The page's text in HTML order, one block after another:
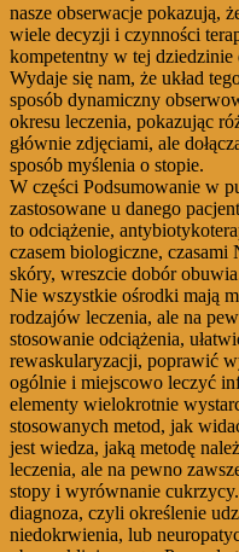
nasze obserwacje pokazują,
wiele decyzji i czynności
kompetentny w tej dziedzinie
Wydaje się nam, że układ
sposób dynamiczny
okresu leczenia, pokazując
głównie zdjęciami, ale
sposób myślenia o stopie.
W części Podsumowanie w
zastosowane u danego
to odciążenie,
czasem biologiczne, czasami
skóry, wreszcie dobór
Nie wszystkie ośrodki mają
rodzajów leczenia, ale na
stosowanie odciążenia,
rewaskularyzacji, poprawić
ogólnie i miejscowo leczyć
elementy wielokrotnie
stosowanych metod, jak
jest wiedza, jaką metodę
leczenia, ale na pewno
stopy i wyrównanie
diagnoza, czyli określenie
niedokrwienia, lub